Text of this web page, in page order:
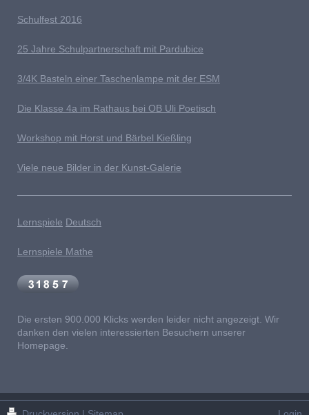
Schulfest 2016
25 Jahre Schulpartnerschaft mit Pardubice
3/4K Basteln einer Taschenlampe mit der ESM
Die Klasse 4a im Rathaus bei OB Uli Poetisch
Workshop mit Horst und Bärbel Kießling
Viele neue Bilder in der Kunst-Galerie
Lernspiele Deutsch
Lernspiele Mathe
Die ersten 900.000 Klicks werden leider nicht angezeigt. Wir
danken den vielen interessierten Besuchern unserer
Homepage.